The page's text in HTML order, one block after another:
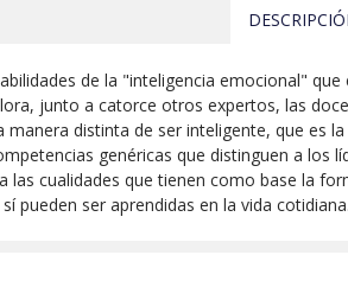
de la "inteligencia emocional"
junto a catorce otros expertos, las
distinta de ser inteligente, que es
genéricas que distinguen a
las cualidades que tienen como base la
pueden ser aprendidas en la vida cotidiana.